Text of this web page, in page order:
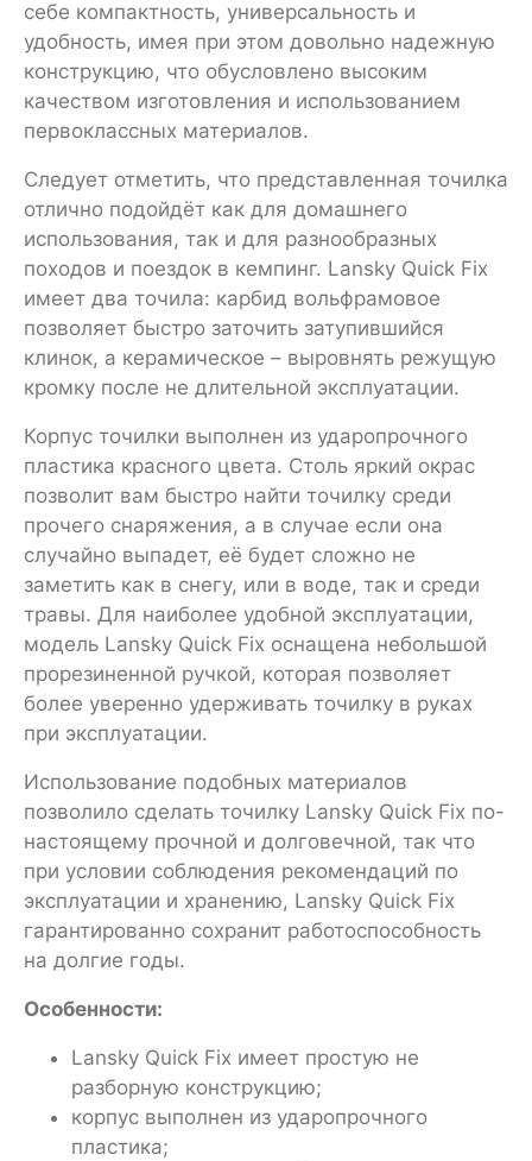
себе компактность, универсальность и
удобность, имея при этом довольно надежную
конструкцию, что обусловлено высоким
качеством изготовления и использованием
первоклассных материалов.
Следует отметить, что представленная точилка
отлично подойдёт как для домашнего
использования, так и для разнообразных
походов и поездок в кемпинг. Lansky Quick Fix
имеет два точила: карбид вольфрамовое
позволяет быстро заточить затупившийся
клинок, а керамическое – выровнять режущую
кромку после не длительной эксплуатации.
Корпус точилки выполнен из ударопрочного
пластика красного цвета. Столь яркий окрас
позволит вам быстро найти точилку среди
прочего снаряжения, а в случае если она
случайно выпадет, её будет сложно не
заметить как в снегу, или в воде, так и среди
травы. Для наиболее удобной эксплуатации,
модель Lansky Quick Fix оснащена небольшой
прорезиненной ручкой, которая позволяет
более уверенно удерживать точилку в руках
при эксплуатации.
Использование подобных материалов
позволило сделать точилку Lansky Quick Fix по-
настоящему прочной и долговечной, так что
при условии соблюдения рекомендаций по
эксплуатации и хранению, Lansky Quick Fix
гарантированно сохранит работоспособность
на долгие годы.
Особенности:
Lansky Quick Fix имеет простую не
разборную конструкцию;
корпус выполнен из ударопрочного
пластика;